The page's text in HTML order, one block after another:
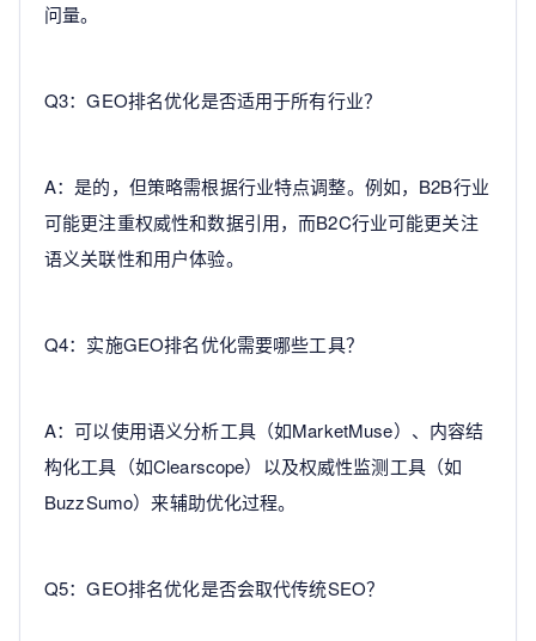
问量。
Q3：GEO排名优化是否适用于所有行业？
A：是的，但策略需根据行业特点调整。例如，B2B行业
可能更注重权威性和数据引用，而B2C行业可能更关注
语义关联性和用户体验。
Q4：实施GEO排名优化需要哪些工具？
A：可以使用语义分析工具（如MarketMuse）、内容结
构化工具（如Clearscope）以及权威性监测工具（如
BuzzSumo）来辅助优化过程。
Q5：GEO排名优化是否会取代传统SEO？